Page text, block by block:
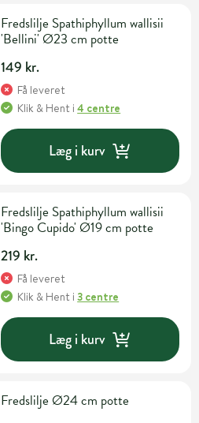
Fredslilje Spathiphyllum wallisii
'Bellini' Ø23 cm potte
149 kr.
Få leveret
Klik & Hent i4 centre
Læg i kurv
Fredslilje Spathiphyllum wallisii
'Bingo Cupido' Ø19 cm potte
219 kr.
Få leveret
Klik & Hent i3 centre
Læg i kurv
Fredslilje Ø24 cm potte